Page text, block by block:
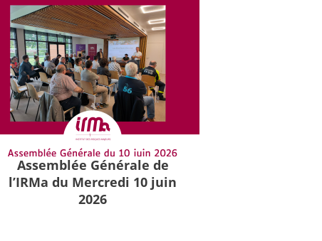
Assemblée Générale de
l’IRMa du Mercredi 10 juin
2026